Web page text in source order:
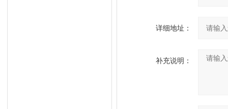
详细地址：
补充说明：